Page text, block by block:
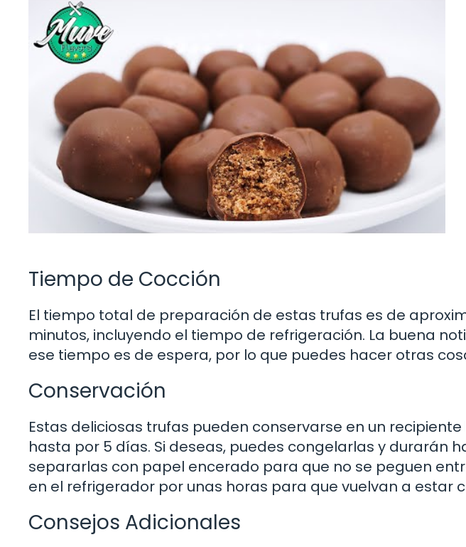
Tiempo de Cocción
El tiempo total de preparación de estas trufas es de
minutos, incluyendo el tiempo de refrigeración. La buena
ese tiempo es de espera, por lo que puedes hacer otras
Conservación
Estas deliciosas trufas pueden conservarse en un
hasta por 5 días. Si deseas, puedes congelarlas y durarán
separarlas con papel encerado para que no se peguen
en el refrigerador por unas horas para que vuelvan a estar
Consejos Adicionales